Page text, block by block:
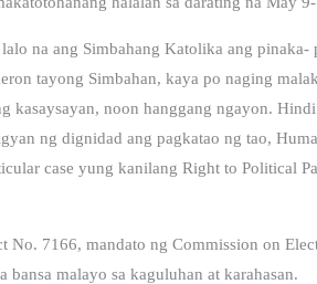
na ang Simbahang Katolika ang
tayong Simbahan, kaya po naging
kasaysayan, noon hanggang ngayon.
ng dignidad ang pagkatao ng tao,
case yung kanilang Right to Political
No. 7166, mandato ng Commission on
bansa malayo sa kaguluhan at karahasan.